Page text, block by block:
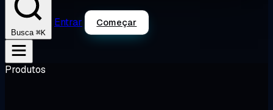
Busca ⌘K
Entrar Começar
Produtos